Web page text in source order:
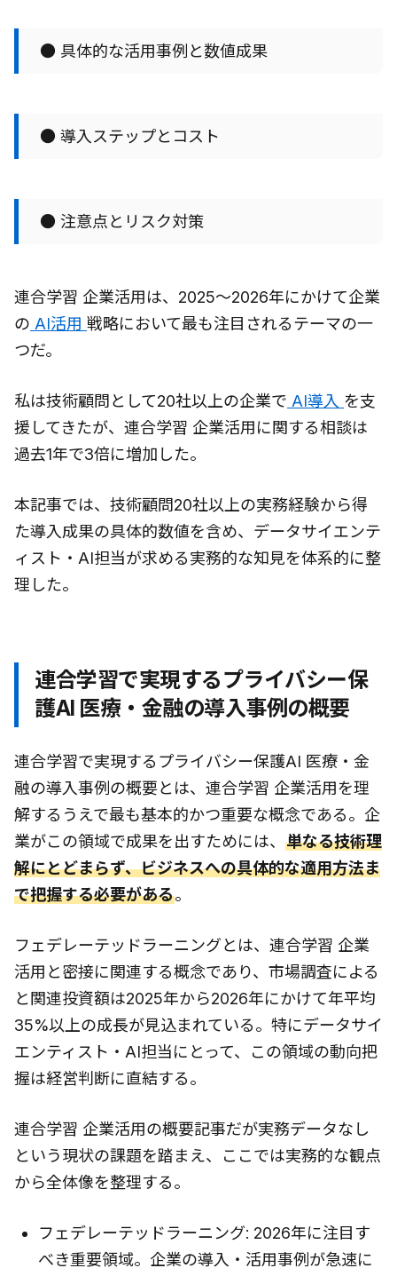
● 具体的な活用事例と数値成果
● 導入ステップとコスト
● 注意点とリスク対策
連合学習 企業活用は、2025〜2026年にかけて企業
の AI活用 戦略において最も注目されるテーマの一
つだ。
私は技術顧問として20社以上の企業で AI導入 を支
援してきたが、連合学習 企業活用に関する相談は
過去1年で3倍に増加した。
本記事では、技術顧問20社以上の実務経験から得
た導入成果の具体的数値を含め、データサイエンテ
ィスト・AI担当が求める実務的な知見を体系的に整
理した。
連合学習で実現するプライバシー保
護AI 医療・金融の導入事例の概要
連合学習で実現するプライバシー保護AI 医療・金
融の導入事例の概要とは、連合学習 企業活用を理
解するうえで最も基本的かつ重要な概念である。企
業がこの領域で成果を出すためには、 単なる技術理
解にとどまらず、ビジネスへの具体的な適用方法ま
で把握する必要がある。
フェデレーテッドラーニングとは、連合学習 企業
活用と密接に関連する概念であり、市場調査による
と関連投資額は2025年から2026年にかけて年平均
35%以上の成長が見込まれている。特にデータサイ
エンティスト・AI担当にとって、この領域の動向把
握は経営判断に直結する。
連合学習 企業活用の概要記事だが実務データなし
という現状の課題を踏まえ、ここでは実務的な観点
から全体像を整理する。
フェデレーテッドラーニング: 2026年に注目す
べき重要領域。企業の導入・活用事例が急速に